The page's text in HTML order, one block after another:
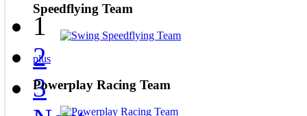
Speedflying Team
plus
Powerplay Racing Team
1
2
3